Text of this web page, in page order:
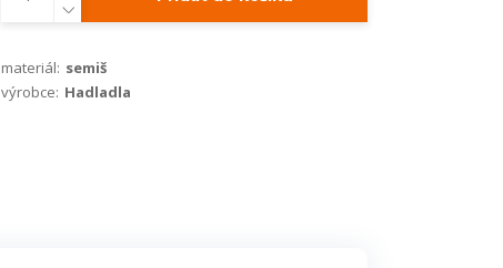
materiál: semiš
výrobce: Hadladla